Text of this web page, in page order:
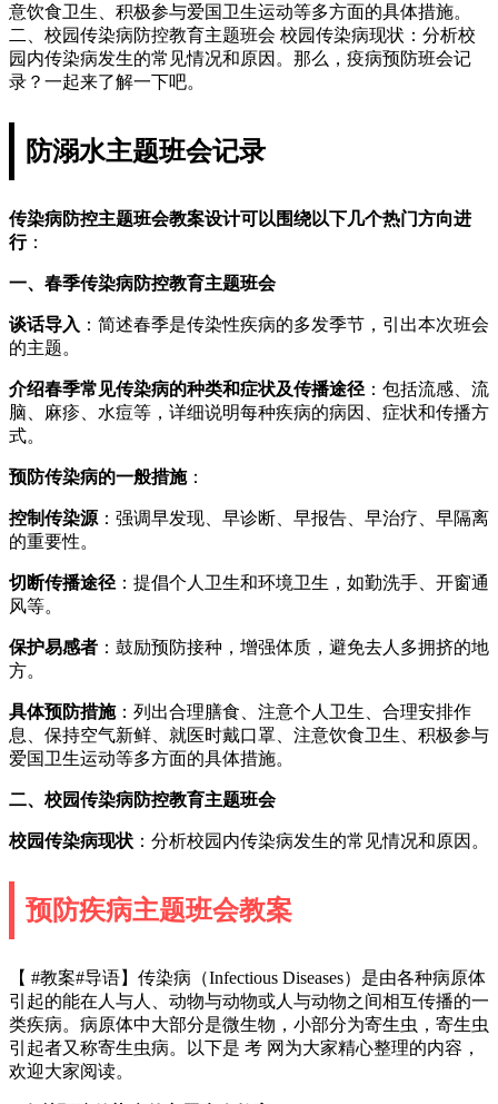
意饮食卫生、积极参与爱国卫生运动等多方面的具体措施。
二、校园传染病防控教育主题班会 校园传染病现状：分析校
园内传染病发生的常见情况和原因。那么，疫病预防班会记
录？一起来了解一下吧。
防溺水主题班会记录
传染病防控主题班会教案设计可以围绕以下几个热门方向进
行：
一、春季传染病防控教育主题班会
谈话导入 ：简述春季是传染性疾病的多发季节，引出本次班会
的主题。
介绍春季常见传染病的种类和症状及传播途径 ：包括流感、流
脑、麻疹、水痘等，详细说明每种疾病的病因、症状和传播方
式。
预防传染病的一般措施：
控制传染源 ：强调早发现、早诊断、早报告、早治疗、早隔离
的重要性。
切断传播途径 ：提倡个人卫生和环境卫生，如勤洗手、开窗通
风等。
保护易感者 ：鼓励预防接种，增强体质，避免去人多拥挤的地
方。
具体预防措施：列出合理膳食、注意个人卫生、合理安排作
息、保持空气新鲜、就医时戴口罩、注意饮食卫生、积极参与
爱国卫生运动等多方面的具体措施。
二、校园传染病防控教育主题班会
校园传染病现状 ：分析校园内传染病发生的常见情况和原因。
预防疾病主题班会教案
【 #教案#导语】传染病（Infectious Diseases）是由各种病原体
引起的能在人与人、动物与动物或人与动物之间相互传播的一
类疾病。病原体中大部分是微生物，小部分为寄生虫，寄生虫
引起者又称寄生虫病。以下是 考 网为大家精心整理的内容，
欢迎大家阅读。